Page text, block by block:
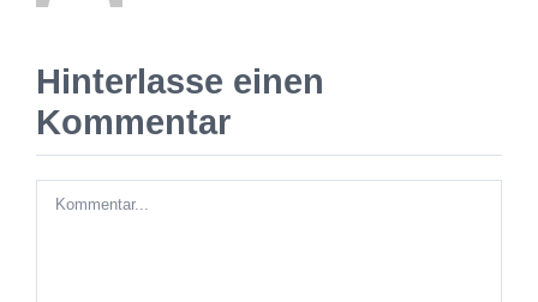
Hinterlasse einen
Kommentar
Kommentar